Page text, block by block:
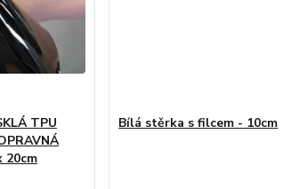
TPU
20cm
Bílá stěrka s filcem - 10cm